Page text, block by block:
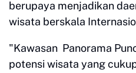
berupaya menjadikan
wisata berskala
"Kawasan Panorama
potensi wisata yang